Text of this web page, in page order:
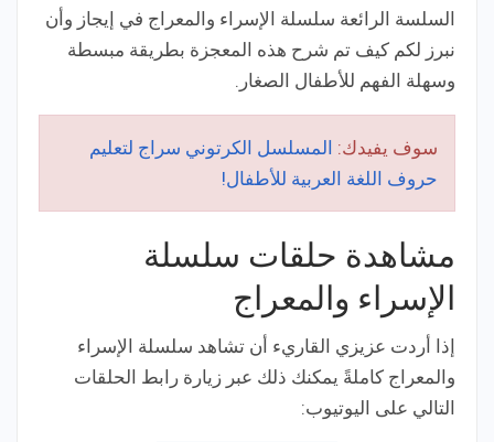
السلسة الرائعة سلسلة الإسراء والمعراج في إيجاز وأن
نبرز لكم كيف تم شرح هذه المعجزة بطريقة مبسطة
وسهلة الفهم للأطفال الصغار.
سوف يفيدك: المسلسل الكرتوني سراج لتعليم
حروف اللغة العربية للأطفال!
مشاهدة حلقات سلسلة
الإسراء والمعراج
إذا أردت عزيزي القاريء أن تشاهد سلسلة الإسراء
والمعراج كاملةً يمكنك ذلك عبر زيارة رابط الحلقات
التالي على اليوتيوب: